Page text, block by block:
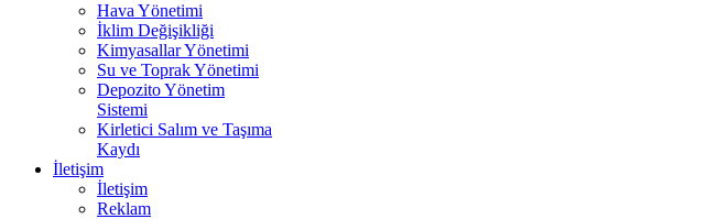
Hava Yönetimi
İklim Değişikliği
Kimyasallar Yönetimi
Su ve Toprak Yönetimi
Depozito Yönetim
Sistemi
Kirletici Salım ve Taşıma
Kaydı
İletişim
İletişim
Reklam